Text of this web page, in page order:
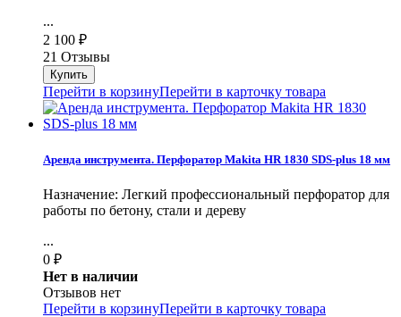
...
2 100 ₽
21 Отзывы
Перейти в корзинуПерейти в карточку товара
Аренда инструмента. Перфоратор Makita HR 1830 SDS-plus 18 мм
Назначение: Легкий профессиональный перфоратор для
работы по бетону, стали и дереву
...
0 ₽
Нет в наличии
Отзывов нет
Перейти в корзинуПерейти в карточку товара